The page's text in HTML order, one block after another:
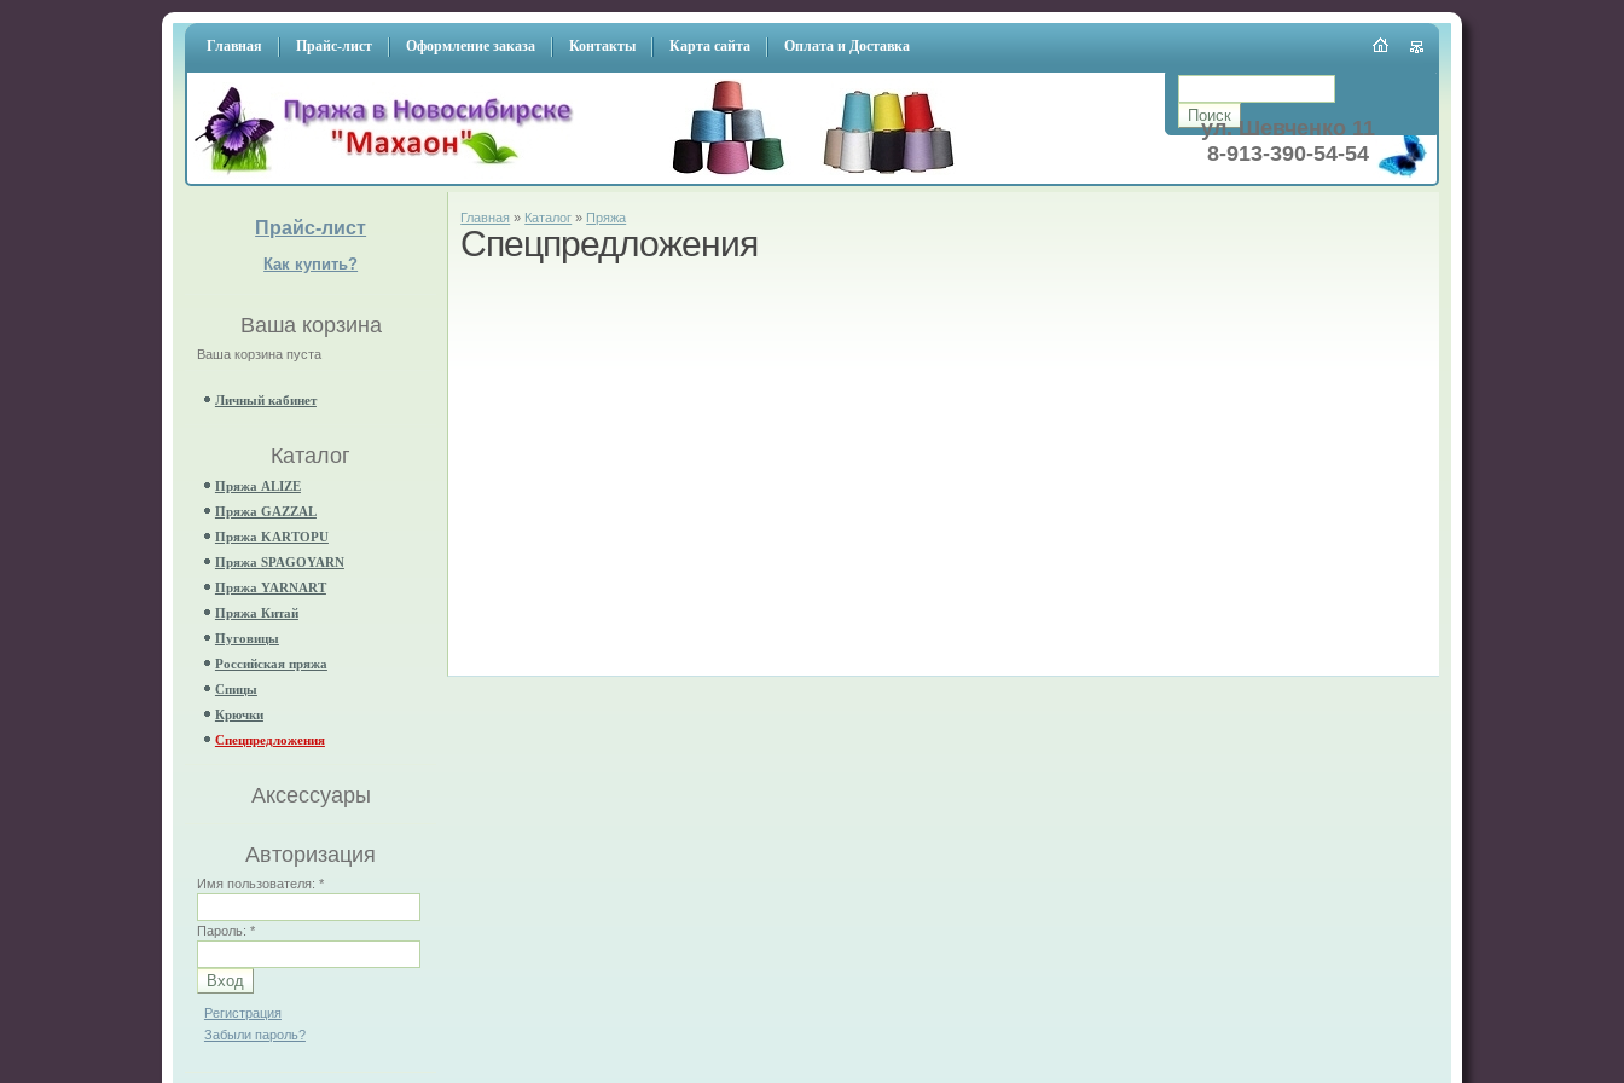
Главная Прайс-лист Оформление заказа Контакты Карта сайта Оплата и Доставка
ул. Шевченко 11
8-913-390-54-54
Прайс-лист
Как купить?
Ваша корзина
Ваша корзина пуста
Личный кабинет
Каталог
Пряжа ALIZE
Пряжа GAZZAL
Пряжа KARTOPU
Пряжа SPAGOYARN
Пряжа YARNART
Пряжа Китай
Пуговицы
Российская пряжа
Спицы
Крючки
Спецпредложения
Аксессуары
Авторизация
Имя пользователя:*
Пароль:*
Регистрация
Забыли пароль?
Главная » Каталог » Пряжа
Спецпредложения